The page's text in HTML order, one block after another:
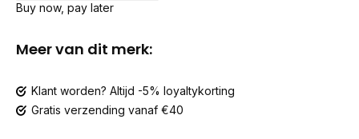
Buy now, pay later
Meer van dit merk:
Klant worden? Altijd -5% loyaltykorting
Gratis verzending vanaf €40